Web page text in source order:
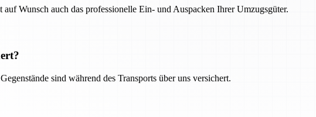
auf Wunsch auch das professionelle Ein- und Auspacken Ihrer Umzugsgüter.
sind während des Transports über uns versichert.